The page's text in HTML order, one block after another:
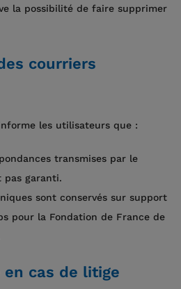
la possibilité de faire supprimer
courriers
les utilisateurs que :
transmises par le
pas garanti.
sont conservés sur support
pour la Fondation de France de
cas de litige